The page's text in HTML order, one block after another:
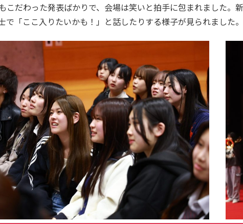
こだわった発表ばかりで、会場は笑いと拍手に包まれました
で「ここ入りたいかも！」と話したりする様子が見られました。